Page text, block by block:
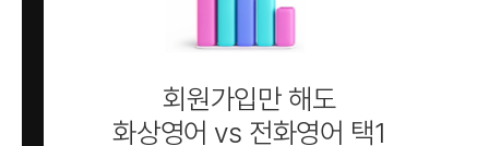
회원가입만 해도
화상영어 vs 전화영어 택1